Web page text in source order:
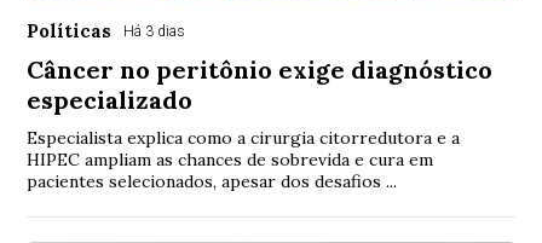
Políticas Há 3 dias
Câncer no peritônio exige diagnóstico
especializado
Especialista explica como a cirurgia citorredutora e a
HIPEC ampliam as chances de sobrevida e cura em
pacientes selecionados, apesar dos desafios ...